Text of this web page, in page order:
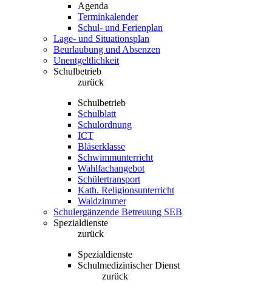
Agenda
Terminkalender
Schul- und Ferienplan
Lage- und Situationsplan
Beurlaubung und Absenzen
Unentgeltlichkeit
Schulbetrieb
zurück
Schulbetrieb
Schulblatt
Schulordnung
ICT
Bläserklasse
Schwimmunterricht
Wahlfachangebot
Schülertransport
Kath. Religionsunterricht
Waldzimmer
Schulergänzende Betreuung SEB
Spezialdienste
zurück
Spezialdienste
Schulmedizinischer Dienst
zurück